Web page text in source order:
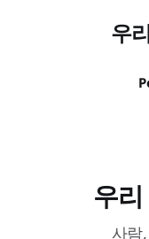
우
우
사람